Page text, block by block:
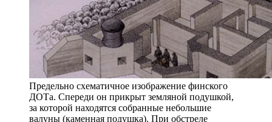
Предельно схематичное изображение финского
ДОТа. Спереди он прикрыт земляной подушкой,
за которой находятся собранные небольшие
валуны (каменная подушка). При обстреле